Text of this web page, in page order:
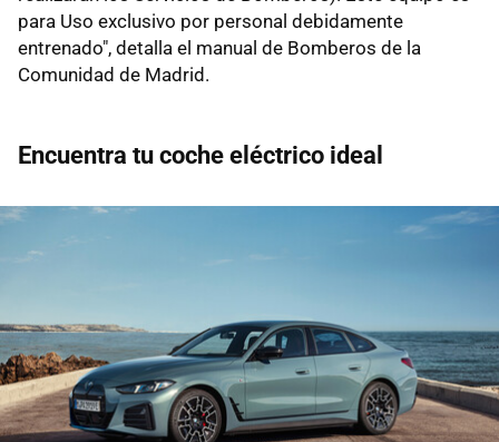
para Uso exclusivo por personal debidamente
entrenado", detalla el manual de Bomberos de la
Comunidad de Madrid.
Encuentra tu coche eléctrico ideal